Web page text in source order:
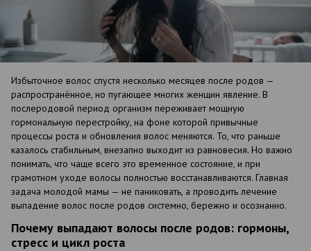
Избыточное волос спустя несколько месяцев после родов —
распространённое, но пугающее многих женщин явление. В
послеродовой период организм переживает мощную
гормональную перестройку, на фоне которой привычные
процессы роста и обновления волос меняются. То, что раньше
казалось стабильным, внезапно выходит из равновесия. Но важно
понимать, что чаще всего это временное состояние, и при
грамотном уходе волосы полностью восстанавливаются. Главная
задача молодой мамы — не паниковать, а проводить лечение
выпадение волос после родов системно, бережно и осознанно.
Почему выпадают волосы после родов: гормоны,
стресс и цикл роста